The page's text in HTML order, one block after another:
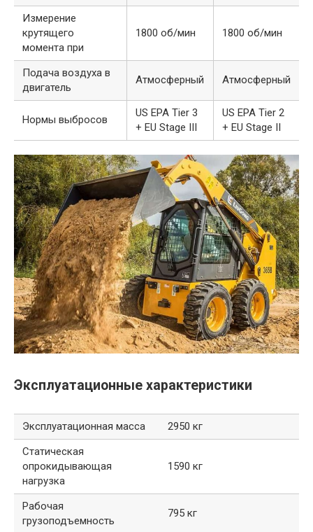
Измерение
крутящего
момента при
1800 об/мин 1800 об/мин
Подача воздуха в
двигатель
Атмосферный Атмосферный
Нормы выбросов
US EPA Tier 3
+ EU Stage III
US EPA Tier 2
+ EU Stage II
Эксплуатационные характеристики
Эксплуатационная масса
2950 кг
Статическая
опрокидывающая
нагрузка
1590 кг
Рабочая
грузоподъемность
795 кг